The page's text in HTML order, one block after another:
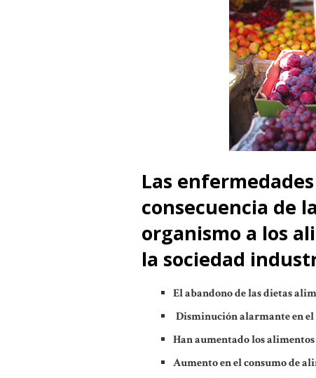
Las
consecuencia de
organismo a los
la sociedad
El abandono de las dietas
Disminución alarmante en el
Han aumentado los
Aumento en el consumo de